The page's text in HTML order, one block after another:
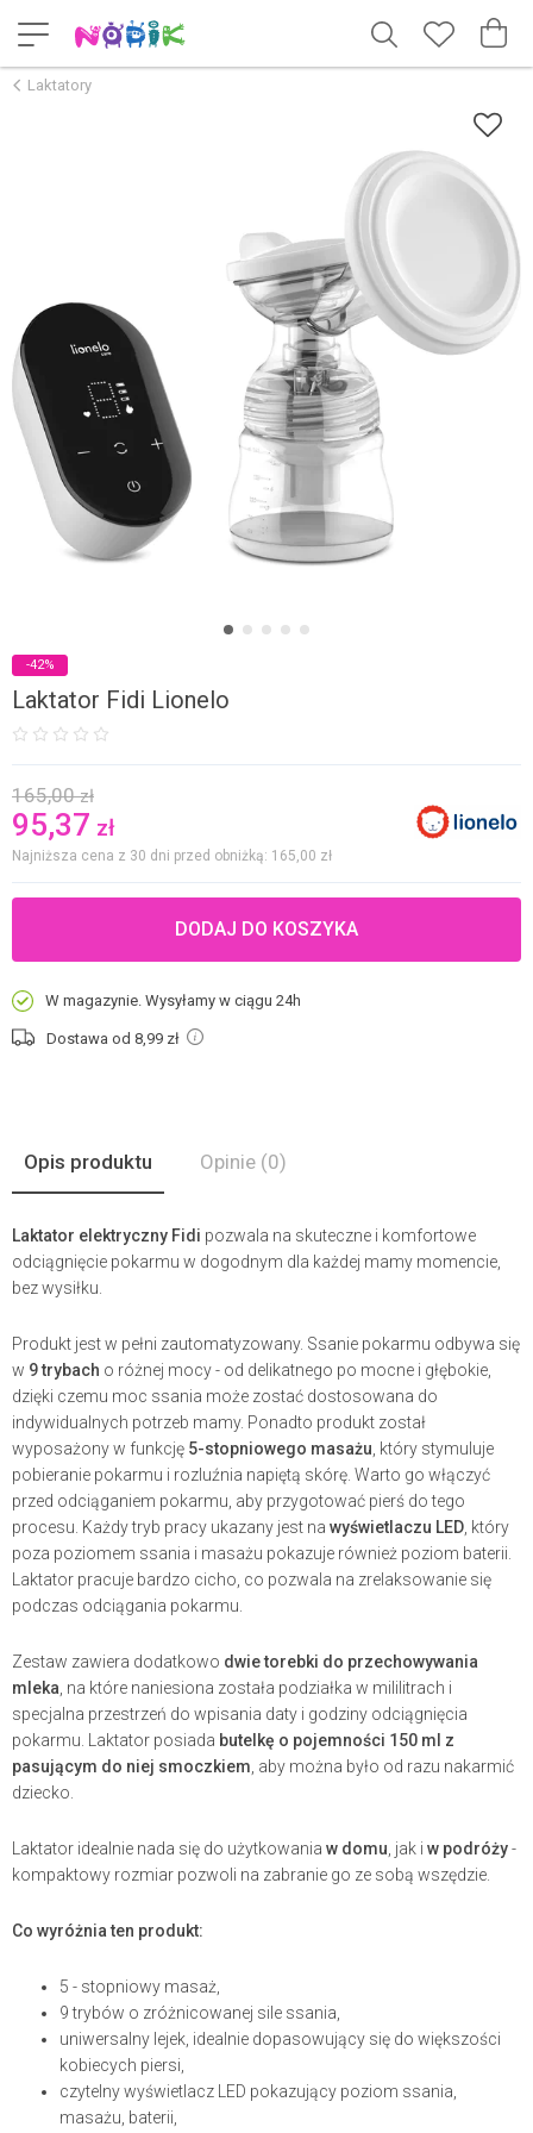
Laktatory
Laktator Fidi Lionelo
165,00zł
95,37 zł
Najniższa cena z 30 dni przed obniżką: 165,00 zł
DODAJ DO KOSZYKA
W magazynie. Wysyłamy w ciągu 24h
Dostawa od 8,99 zł
-42%
Opis produktu Opinie (0)
Laktator elektryczny Fidi pozwala na skuteczne i komfortowe
odciągnięcie pokarmu w dogodnym dla każdej mamy momencie,
bez wysiłku.
Produkt jest w pełni zautomatyzowany. Ssanie pokarmu odbywa się
w 9 trybach o różnej mocy - od delikatnego po mocne i głębokie,
dzięki czemu moc ssania może zostać dostosowana do
indywidualnych potrzeb mamy. Ponadto produkt został
wyposażony w funkcję 5-stopniowego masażu , który stymuluje
pobieranie pokarmu i rozluźnia napiętą skórę. Warto go włączyć
przed odciąganiem pokarmu, aby przygotować pierś do tego
procesu. Każdy tryb pracy ukazany jest na wyświetlaczu LED , który
poza poziomem ssania i masażu pokazuje również poziom baterii.
Laktator pracuje bardzo cicho, co pozwala na zrelaksowanie się
podczas odciągania pokarmu.
Zestaw zawiera dodatkowo dwie torebki do przechowywania
mleka , na które naniesiona została podziałka w mililitrach i
specjalna przestrzeń do wpisania daty i godziny odciągnięcia
pokarmu. Laktator posiada butelkę o pojemności 150 ml z
pasującym do niej smoczkiem , aby można było od razu nakarmić
dziecko.
Laktator idealnie nada się do użytkowania w domu , jak i w podróży-
kompaktowy rozmiar pozwoli na zabranie go ze sobą wszędzie.
Co wyróżnia ten produkt:
5 - stopniowy masaż,
9 trybów o zróżnicowanej sile ssania,
uniwersalny lejek, idealnie dopasowujący się do większości
kobiecych piersi,
czytelny wyświetlacz LED pokazujący poziom ssania,
masażu, baterii,